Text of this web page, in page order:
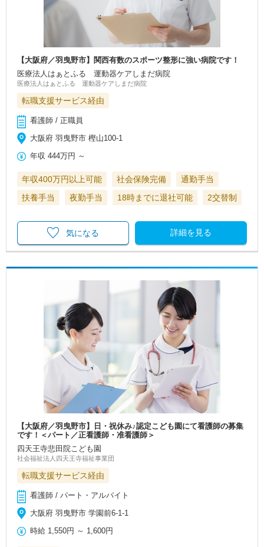
【大阪府／羽曳野市】関西有数のスポーツ整形に強い病院です！
医療法人はぁとふる 運動器ケアしまだ病院
医療法人はぁとふる 運動器ケアしまだ病院
転職支援サービス経由
看護師 / 正職員
大阪府 羽曳野市 樫山100-1
年収 444万円 ～
年収400万円以上可能 社会保険完備
通勤手当
扶養手当
夜勤手当 18時までに退社可能 2交替制
詳細を見る
気になる
【大阪府／羽曳野市】日・祝休み♪認定こども園にて看護師の募集
です！＜パート／正看護師・准看護師＞
四天王寺悲田院こども園
社会福祉法人四天王寺福祉事業団
転職支援サービス経由
看護師 / パート・アルバイト
大阪府 羽曳野市 学園前6-1-1
時給 1,550円 ～ 1,600円